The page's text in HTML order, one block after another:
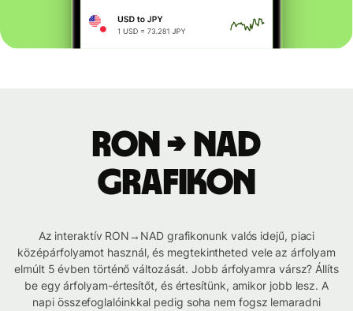
RON → NAD
grafikon
Az interaktív RON→NAD grafikonunk valós idejű, piaci
középárfolyamot használ, és megtekintheted vele az árfolyam
elmúlt 5 évben történő változását. Jobb árfolyamra vársz? Állíts
be egy árfolyam-értesítőt, és értesítünk, amikor jobb lesz. A
napi összefoglalóinkkal pedig soha nem fogsz lemaradni